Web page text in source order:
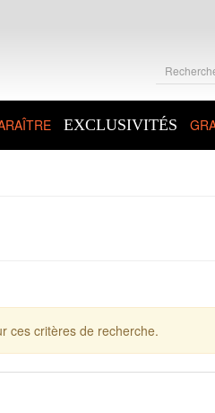
EXCLUSIVITÉS
ces critères de recherche.